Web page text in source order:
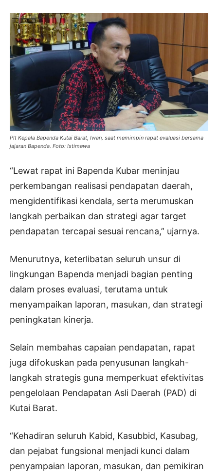
Plt Kepala Bapenda Kutai Barat, Iwan, saat memimpin rapat evaluasi bersama
jajaran Bapenda. Foto: Istimewa
“Lewat rapat ini Bapenda Kubar meninjau
perkembangan realisasi pendapatan daerah,
mengidentifikasi kendala, serta merumuskan
langkah perbaikan dan strategi agar target
pendapatan tercapai sesuai rencana,” ujarnya.
Menurutnya, keterlibatan seluruh unsur di
lingkungan Bapenda menjadi bagian penting
dalam proses evaluasi, terutama untuk
menyampaikan laporan, masukan, dan strategi
peningkatan kinerja.
Selain membahas capaian pendapatan, rapat
juga difokuskan pada penyusunan langkah-
langkah strategis guna memperkuat efektivitas
pengelolaan Pendapatan Asli Daerah (PAD) di
Kutai Barat.
“Kehadiran seluruh Kabid, Kasubbid, Kasubag,
dan pejabat fungsional menjadi kunci dalam
penyampaian laporan, masukan, dan pemikiran